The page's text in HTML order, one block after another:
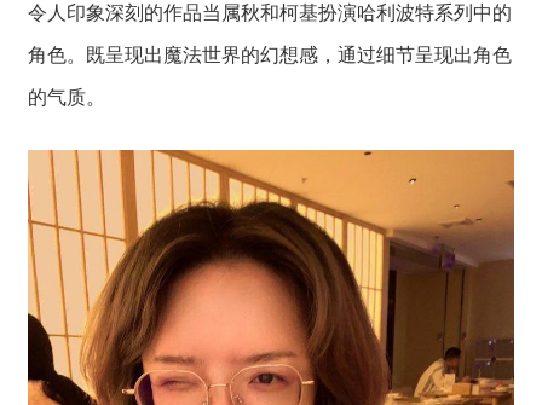
令人印象深刻的作品当属秋和柯基扮演哈利波特系列中的
角色。既呈现出魔法世界的幻想感，通过细节呈现出角色
的气质。